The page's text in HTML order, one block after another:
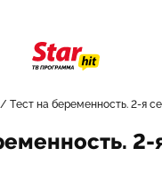
Тест на беременность. 2-я
2-